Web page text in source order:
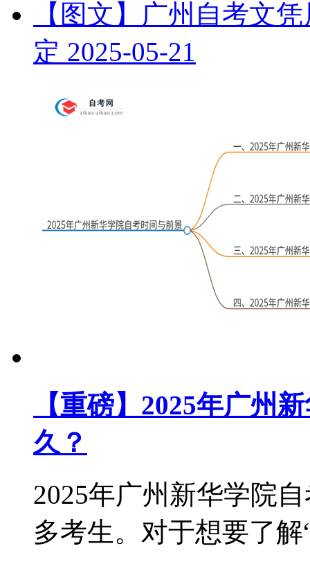
【图文】广州自考文
定 2025-05-21
【重磅】2025年广州
久？
2025年广州新华学院
多考生。对于想要了解